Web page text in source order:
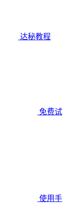
达秘教程
免费试
使用手